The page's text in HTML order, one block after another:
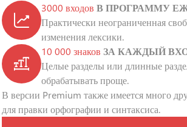
3000 входов В ПРОГРАММУ
Практически неограниченная
изменения лексики.
10 000 знаков ЗА КАЖДЫЙ
Целые разделы или длинные
обрабатывать проще.
В версии Premium также имеется много
для правки орфографии и синтаксиса.